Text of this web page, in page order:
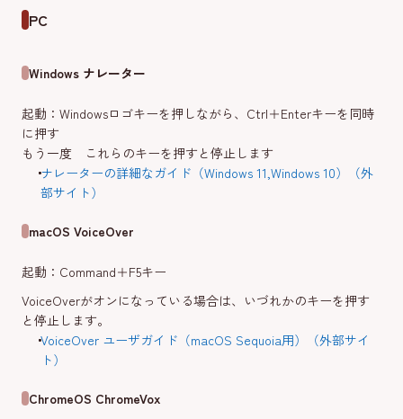
PC
Windows ナレーター
起動：Windowsロゴキーを押しながら、Ctrl＋Enterキーを同時
に押す
もう一度 これらのキーを押すと停止します
ナレーターの詳細なガイド（Windows 11,Windows 10）（外
部サイト）
macOS VoiceOver
起動：Command＋F5キー
VoiceOverがオンになっている場合は、いづれかのキーを押す
と停止します。
VoiceOver ユーザガイド（macOS Sequoia用）（外部サイ
ト）
ChromeOS ChromeVox